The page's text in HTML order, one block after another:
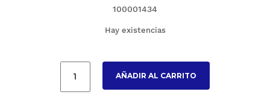
100001434
Hay existencias
AÑADIR AL CARRITO